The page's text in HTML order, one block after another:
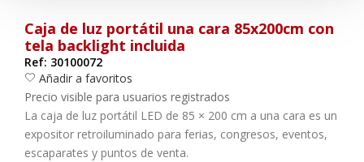
Caja de luz portátil una cara 85x200cm con
tela backlight incluida
Ref: 30100072
Añadir a favoritos
Precio visible para usuarios registrados
La caja de luz portátil LED de 85 × 200 cm a una cara es un
expositor retroiluminado para ferias, congresos, eventos,
escaparates y puntos de venta.